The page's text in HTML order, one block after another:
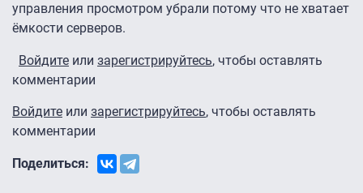
управления просмотром убрали потому что не хватает
ёмкости серверов.
Войдите или зарегистрируйтесь, чтобы оставлять
комментарии
Войдите или зарегистрируйтесь, чтобы оставлять
комментарии
Поделиться: